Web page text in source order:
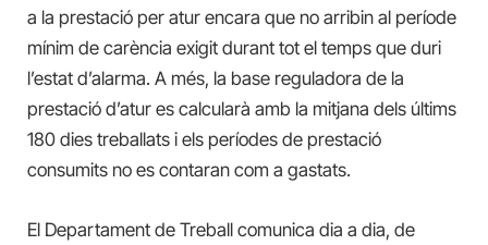
a la prestació per atur encara que no arribin al període
mínim de carència exigit durant tot el temps que duri
l’estat d’alarma. A més, la base reguladora de la
prestació d’atur es calcularà amb la mitjana dels últims
180 dies treballats i els períodes de prestació
consumits no es contaran com a gastats.
El Departament de Treball comunica dia a dia, de